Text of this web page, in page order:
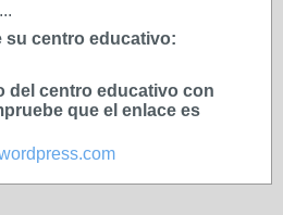
su centro educativo:
del centro educativo con
que el enlace es